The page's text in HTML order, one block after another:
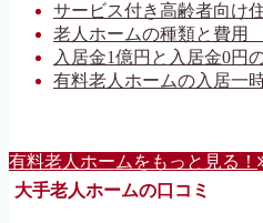
サービス付き高齢者向け
老人ホームの種類と費用
入居金1億円と入居金0円
有料老人ホームの入居一
有料老人ホームをもっと見る！
大手老人ホームの口コミ